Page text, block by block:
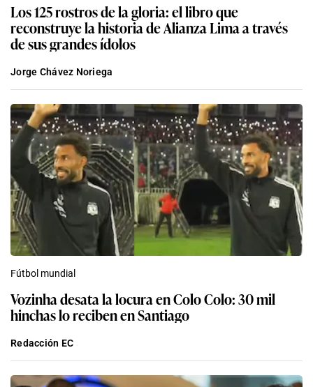
Los 125 rostros de la gloria: el libro que
reconstruye la historia de Alianza Lima a través
de sus grandes ídolos
Jorge Chávez Noriega
Fútbol mundial
Vozinha desata la locura en Colo Colo: 30 mil
hinchas lo reciben en Santiago
Redacción EC